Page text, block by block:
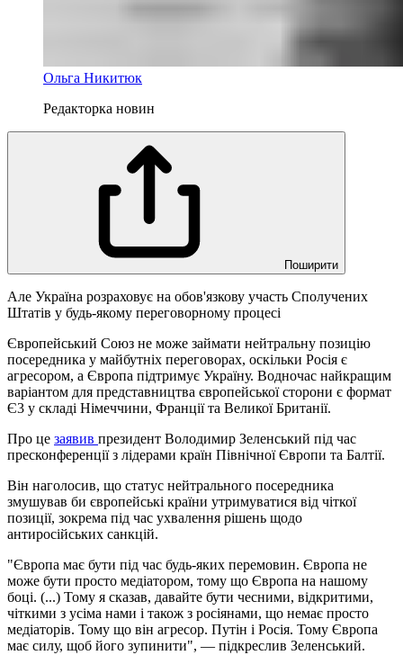
Ольга Никитюк
Редакторка новин
Поширити
Але Україна розраховує на обов'язкову участь Сполучених
Штатів у будь-якому переговорному процесі
Європейський Союз не може займати нейтральну позицію
посередника у майбутніх переговорах, оскільки Росія є
агресором, а Європа підтримує Україну. Водночас найкращим
варіантом для представництва європейської сторони є формат
Є3 у складі Німеччини, Франції та Великої Британії.
Про це заявив президент Володимир Зеленський під час
пресконференції з лідерами країн Північної Європи та Балтії.
Він наголосив, що статус нейтрального посередника
змушував би європейські країни утримуватися від чіткої
позиції, зокрема під час ухвалення рішень щодо
антиросійських санкцій.
"Європа має бути під час будь-яких перемовин. Європа не
може бути просто медіатором, тому що Європа на нашому
боці. (...) Тому я сказав, давайте бути чесними, відкритими,
чіткими з усіма нами і також з росіянами, що немає просто
медіаторів. Тому що він агресор. Путін і Росія. Тому Європа
має силу, щоб його зупинити", — підкреслив Зеленський.